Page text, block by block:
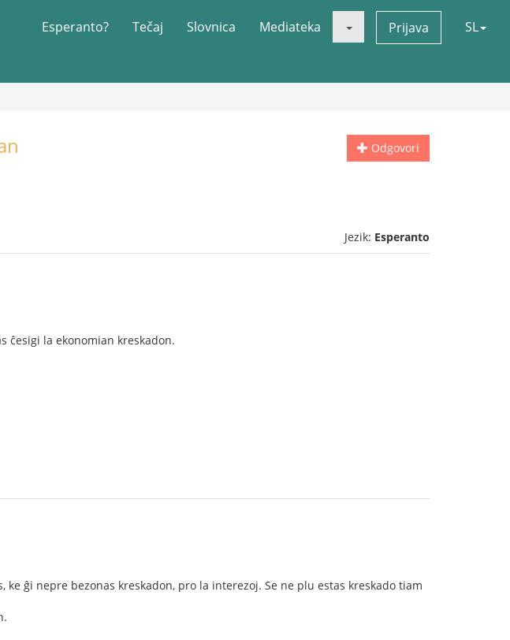
Esperanto? Tečaj Slovnica Mediateka Prijava SL
Odgovori
Jezik: Esperanto
ĉesigi la ekonomian kreskadon.
ĝi nepre bezonas kreskadon, pro la interezoj. Se ne plu estas kreskado tiam